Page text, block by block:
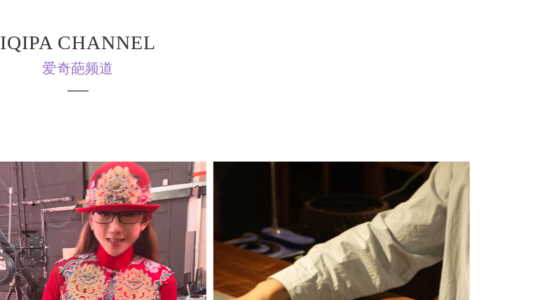
IQIPA CHANNEL
爱奇葩频道